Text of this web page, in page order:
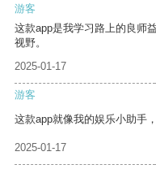
游客
这款app是我学习路上的良师
视野。
2025-01-17
游客
这款app就像我的娱乐小助手
2025-01-17